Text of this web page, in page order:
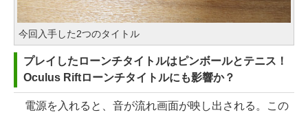
今回入手した2つのタイトル
プレイしたローンチタイトルはピンボールとテニス！
Oculus Riftローンチタイトルにも影響か？
電源を入れると、音が流れ画面が映し出される。この